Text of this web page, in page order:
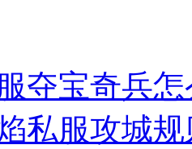
夺宝奇兵
私服攻城规